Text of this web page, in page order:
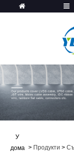
У
дома > Продукти >